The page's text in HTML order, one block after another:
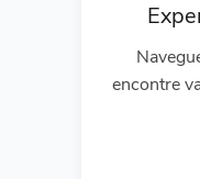
encontre